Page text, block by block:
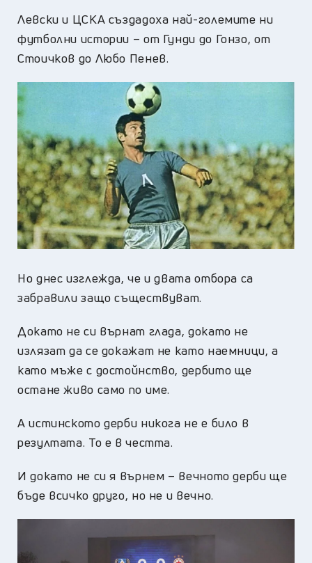
Левски и ЦСКА създадоха най-големите ни
футболни истории – от Гунди до Гонзо, от
Стоичков до Любо Пенев.
Но днес изглежда, че и двата отбора са
забравили защо съществуват.
Докато не си върнат глада, докато не
излязат да се докажат не като наемници, а
като мъже с достойнство, дербито ще
остане живо само по име.
А истинското дерби никога не е било в
резултата. То е в честта.
И докато не си я върнем – вечното дерби ще
бъде всичко друго, но не и вечно.